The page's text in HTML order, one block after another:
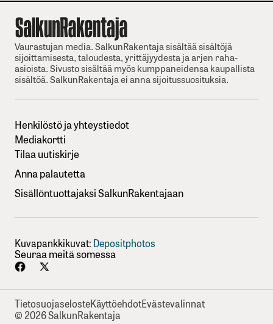
Vaurastujan media. SalkunRakentaja sisältää sisältöjä
sijoittamisesta, taloudesta, yrittäjyydesta ja arjen raha-
asioista. Sivusto sisältää myös kumppaneidensa kaupallista
sisältöä. SalkunRakentaja ei anna sijoitussuosituksia.
Henkilöstö ja yhteystiedot
Mediakortti
Tilaa uutiskirje
Anna palautetta
Sisällöntuottajaksi SalkunRakentajaan
Kuvapankkikuvat: Depositphotos
Seuraa meitä somessa
TietosuojaselosteKäyttöehdotEvästevalinnat
© 2026 SalkunRakentaja